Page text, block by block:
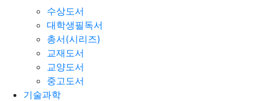
수상도서
대학생필독서
총서(시리즈)
교재도서
교양도서
중고도서
기술과학